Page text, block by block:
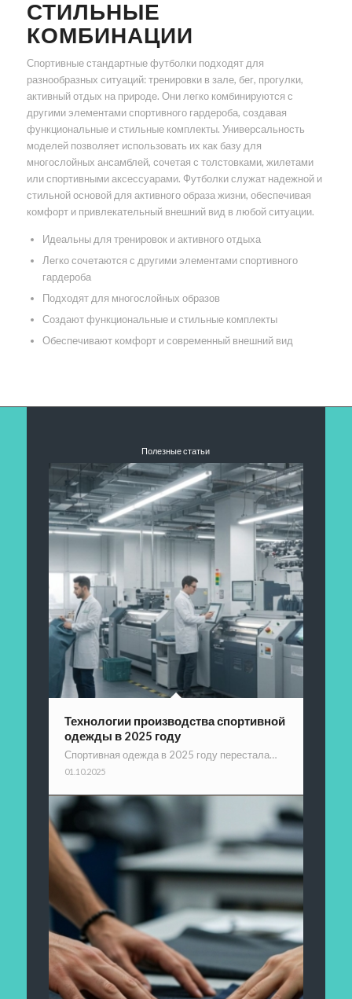
СТИЛЬНЫЕ
КОМБИНАЦИИ
Спортивные стандартные футболки подходят для
разнообразных ситуаций: тренировки в зале, бег, прогулки,
активный отдых на природе. Они легко комбинируются с
другими элементами спортивного гардероба, создавая
функциональные и стильные комплекты. Универсальность
моделей позволяет использовать их как базу для
многослойных ансамблей, сочетая с толстовками, жилетами
или спортивными аксессуарами. Футболки служат надежной и
стильной основой для активного образа жизни, обеспечивая
комфорт и привлекательный внешний вид в любой ситуации.
Идеальны для тренировок и активного отдыха
Легко сочетаются с другими элементами спортивного
гардероба
Подходят для многослойных образов
Создают функциональные и стильные комплекты
Обеспечивают комфорт и современный внешний вид
Полезные статьи
Технологии производства спортивной
одежды в 2025 году
Спортивная одежда в 2025 году перестала…
01.10.2025